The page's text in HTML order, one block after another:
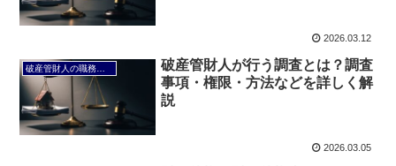
2026.03.12
破産管財人の職務（破産管財業務）
破産管財人が行う調査とは？調査
事項・権限・方法などを詳しく解
説
2026.03.05